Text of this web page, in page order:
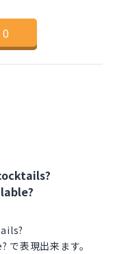
0
表現出来ます。